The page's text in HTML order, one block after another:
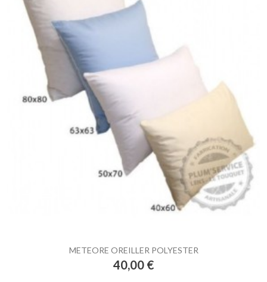
METEORE OREILLER POLYESTER
Prix
40,00 €